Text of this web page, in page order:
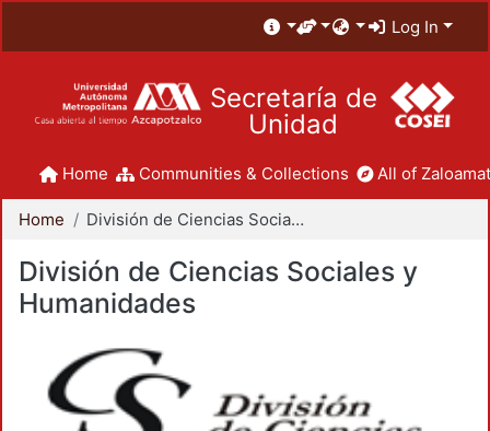
Log In
Secretaría de
Unidad
Home Communities & Collections All of
Home División de Ciencias Sociales y Humanidades
División de Ciencias Sociales y
Humanidades